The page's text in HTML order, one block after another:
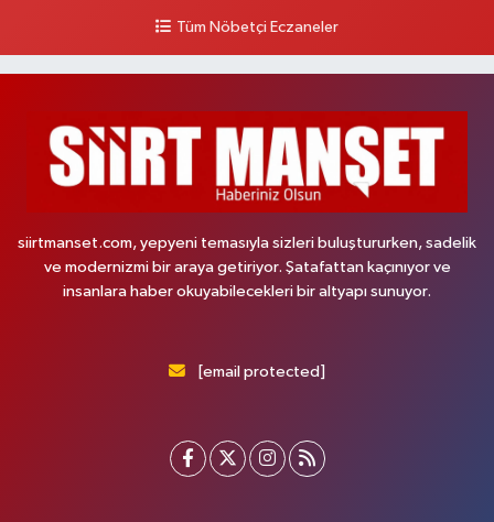
Tüm Nöbetçi Eczaneler
siirtmanset.com, yepyeni temasıyla sizleri buluştururken, sadelik
ve modernizmi bir araya getiriyor. Şatafattan kaçınıyor ve
insanlara haber okuyabilecekleri bir altyapı sunuyor.
[email protected]